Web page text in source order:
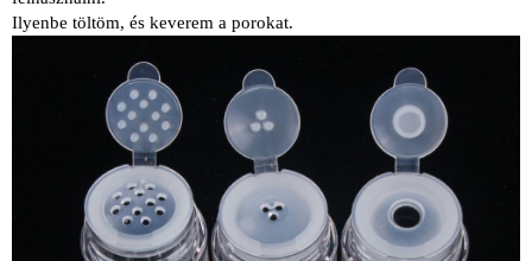
Ilyenbe töltöm, és keverem a porokat.